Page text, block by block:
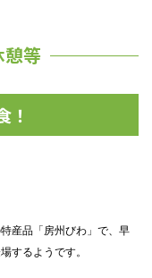
等
！
産品「房州びわ」で、早
するようです。